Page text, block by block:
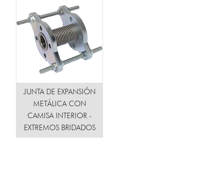
JUNTA DE EXPANSIÓN
METÁLICA CON
CAMISA INTERIOR -
EXTREMOS BRIDADOS